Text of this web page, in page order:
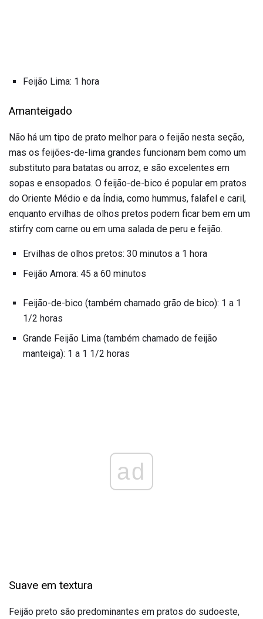
Feijão Lima: 1 hora
Amanteigado
Não há um tipo de prato melhor para o feijão nesta seção,
mas os feijões-de-lima grandes funcionam bem como um
substituto para batatas ou arroz, e são excelentes em
sopas e ensopados. O feijão-de-bico é popular em pratos
do Oriente Médio e da Índia, como hummus, falafel e caril,
enquanto ervilhas de olhos pretos podem ficar bem em um
stirfry com carne ou em uma salada de peru e feijão.
Ervilhas de olhos pretos: 30 minutos a 1 hora
Feijão Amora: 45 a 60 minutos
Feijão-de-bico (também chamado grão de bico): 1 a 1
1/2 horas
Grande Feijão Lima (também chamado de feijão
manteiga): 1 a 1 1/2 horas
ad
Suave em textura
Feijão preto são predominantes em pratos do sudoeste,